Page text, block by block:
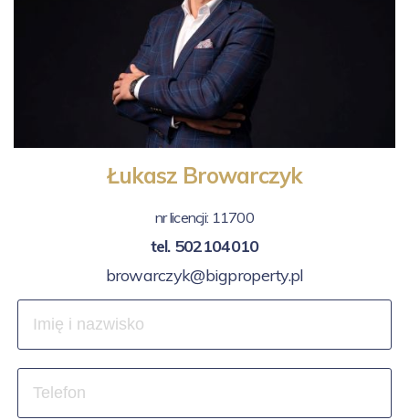
Łukasz Browarczyk
nr licencji: 11700
tel. 502104010
browarczyk@bigproperty.pl